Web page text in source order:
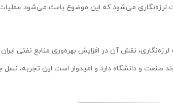
تجهیزات لرزه‌نگاری می‌شود که این موضوع باعث می‌شود
نقش آن در افزایش بهره‌وری منابع نفتی
صنعت و دانشگاه دارد و امیدوار است این تجربه، نسل